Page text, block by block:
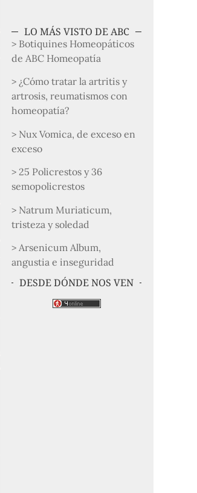
LO MÁS VISTO DE ABC
> Botiquines Homeopáticos
de ABC Homeopatía
> ¿Cómo tratar la artritis y
artrosis, reumatismos con
homeopatía?
> Nux Vomica, de exceso en
exceso
> 25 Policrestos y 36
semopolicrestos
> Natrum Muriaticum,
tristeza y soledad
> Arsenicum Album,
angustia e inseguridad
DESDE DÓNDE NOS VEN